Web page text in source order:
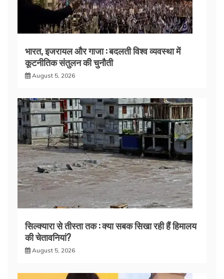
भारत, इजरायल और गाजा : बदलती विश्व व्यवस्था में
कूटनीतिक संतुलन की चुनौती
August 5, 2026
सिल्क्यारा से तीस्ता तक : क्या सबक सिखा रही हैं हिमालय
की चेतावनियां?
August 5, 2026